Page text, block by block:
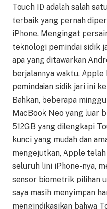
Touch ID adalah salah
terbaik yang pernah
iPhone. Mengingat
teknologi pemindai sidik
apa yang ditawarkan
berjalannya waktu,
pemindaian sidik jari ini
Bahkan, beberapa
MacBook Neo yang luar
512GB yang dilengkapi
kunci yang mudah dan
mengejutkan, Apple
seluruh lini iPhone-nya,
sensor biometrik pilihan
saya masih menyimpan
mengindikasikan bahwa